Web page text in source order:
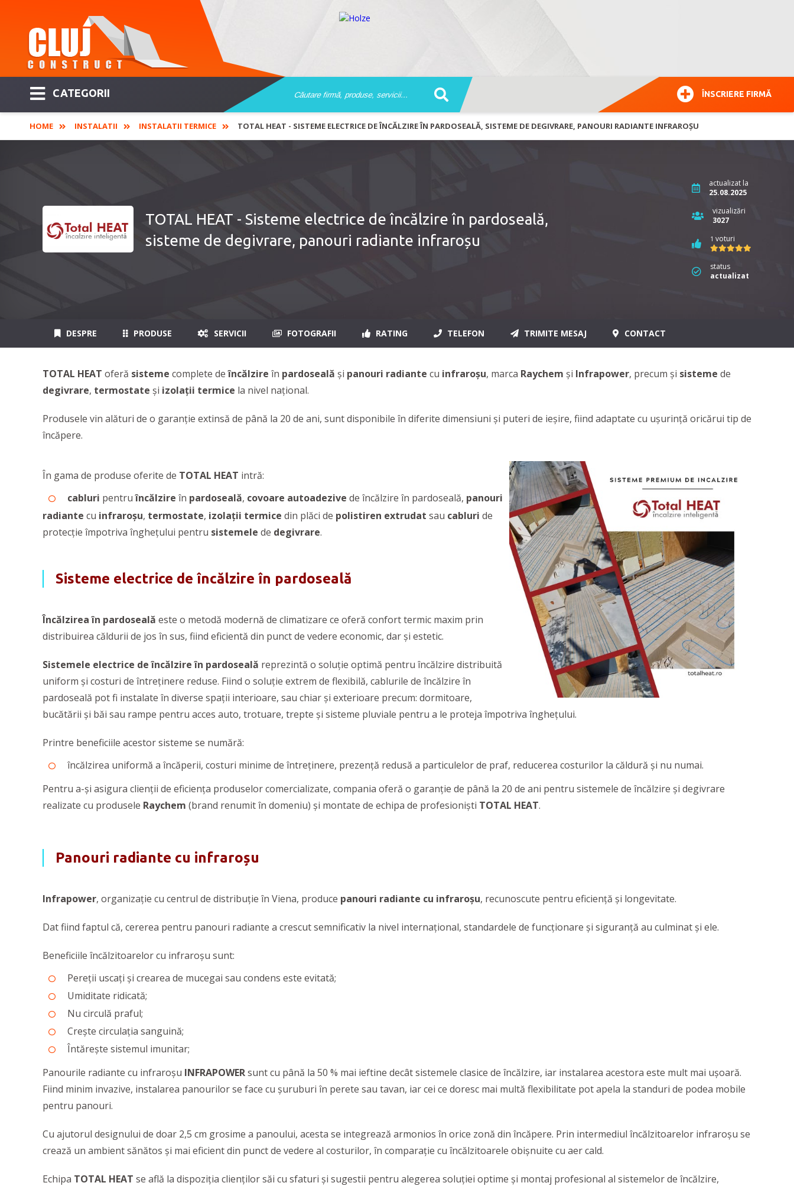
CATEGORII ÎNSCRIERE FIRMĂ
HOME INSTALATII INSTALATII TERMICE TOTAL HEAT - SISTEME ELECTRICE DE ÎNCĂLZIRE ÎN PARDOSEALĂ, SISTEME DE DEGIVRARE, PANOURI RADIANTE INFRAROȘU
TOTAL HEAT - Sisteme electrice de încălzire în pardoseală,
sisteme de degivrare, panouri radiante infraroșu
actualizat la
25.08.2025
vizualizări
3027
1 voturi
status
actualizat
DESPRE PRODUSE SERVICII FOTOGRAFII RATING TELEFON TRIMITE MESAJ CONTACT
TOTAL HEAT oferă sisteme complete deîncălzire în pardoseală și panouri radiante cu infraroșu, marca Raychem și Infrapower, precum și sisteme de
degivrare, termostate și izolații termice la nivel național.
Produsele vin alături de o garanție extinsă de până la 20 de ani, sunt disponibile în diferite dimensiuni și puteri de ieșire, fiind adaptate cu ușurință oricărui tip de
încăpere.
În gama de produse oferite de TOTAL HEAT intră:
cabluri pentruîncălzire în pardoseală, covoare autoadezive de încălzire în pardoseală, panouri
radiante cu infraroșu, termostate, izolații termice din plăci de polistiren extrudat sau cabluri de
protecție împotriva înghețului pentru sistemele de degivrare.
Sisteme electrice de încălzire în pardoseală
Încălzirea în pardoseală este o metodă modernă de climatizare ce oferă confort termic maxim prin
distribuirea căldurii de jos în sus, fiind eficientă din punct de vedere economic, dar și estetic.
Sistemele electrice de încălzire în pardoseală reprezintă o soluție optimă pentru încălzire distribuită
uniform și costuri de întreținere reduse. Fiind o soluție extrem de flexibilă, cablurile de încălzire în
pardoseală pot fi instalate în diverse spații interioare, sau chiar și exterioare precum: dormitoare,
bucătării și băi sau rampe pentru acces auto, trotuare, trepte și sisteme pluviale pentru a le proteja împotriva înghețului.
Printre beneficiile acestor sisteme se numără:
încălzirea uniformă a încăperii, costuri minime de întreținere, prezență redusă a particulelor de praf, reducerea costurilor la căldură și nu numai.
Pentru a-și asigura clienții de eficiența produselor comercializate, compania oferă o garanție de până la 20 de ani pentru sistemele de încălzire și degivrare
realizate cu produsele Raychem (brand renumit în domeniu) și montate de echipa de profesioniști TOTAL HEAT.
Panouri radiante cu infraroșu
Infrapower, organizație cu centrul de distribuție în Viena, produce panouri radiante cu infraroșu, recunoscute pentru eficiență și longevitate.
Dat fiind faptul că, cererea pentru panouri radiante a crescut semnificativ la nivel internațional, standardele de funcționare și siguranță au culminat și ele.
Beneficiile încălzitoarelor cu infraroșu sunt:
Pereții uscați și crearea de mucegai sau condens este evitată;
Umiditate ridicată;
Nu circulă praful;
Crește circulația sanguină;
Întărește sistemul imunitar;
Panourile radiante cu infraroșu INFRAPOWERsunt cu până la 50 % mai ieftine decât sistemele clasice de încălzire, iar instalarea acestora este mult mai ușoară.
Fiind minim invazive, instalarea panourilor se face cu șuruburi în perete sau tavan, iar cei ce doresc mai multă flexibilitate pot apela la standuri de podea mobile
pentru panouri.
Cu ajutorul designului de doar 2,5 cm grosime a panoului, acesta se integrează armonios în orice zonă din încăpere. Prin intermediul încălzitoarelor infraroșu se
crează un ambient sănătos și mai eficient din punct de vedere al costurilor, în comparație cu încălzitoarele obișnuite cu aer cald.
Echipa TOTAL HEAT se află la dispoziția clienților săi cu sfaturi și sugestii pentru alegerea soluției optime și montaj profesional al sistemelor de încălzire,